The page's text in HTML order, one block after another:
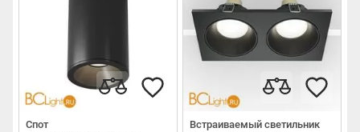
Спот
Встраиваемый светильник